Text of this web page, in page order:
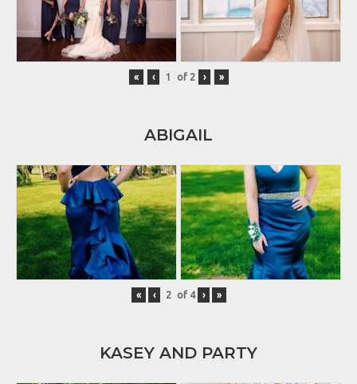
« ‹ of 2 › »
ABIGAIL
« ‹ of 4 › »
KASEY AND PARTY